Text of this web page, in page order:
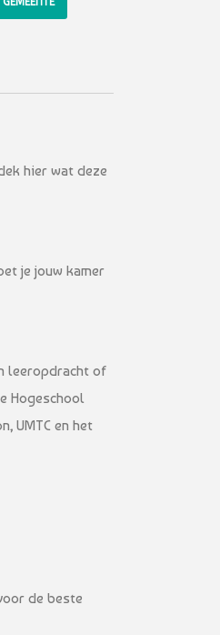
hier wat deze
je jouw kamer
leeropdracht of
Hogeschool
UMTC en het
de beste